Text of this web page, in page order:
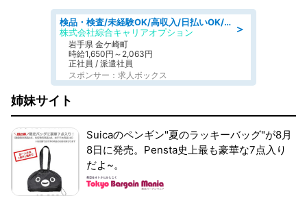
＞
検品・検査/未経験OK/高収入/日払いOK/交替制/20・30・40代活躍中
株式会社綜合キャリアオプション
岩手県 金ケ崎町
時給1,650円～2,063円
正社員 / 派遣社員
スポンサー：求人ボックス
姉妹サイト
Suicaのペンギン"夏のラッキーバッグ"が8月
8日に発売。Pensta史上最も豪華な7点入り
だよ~。